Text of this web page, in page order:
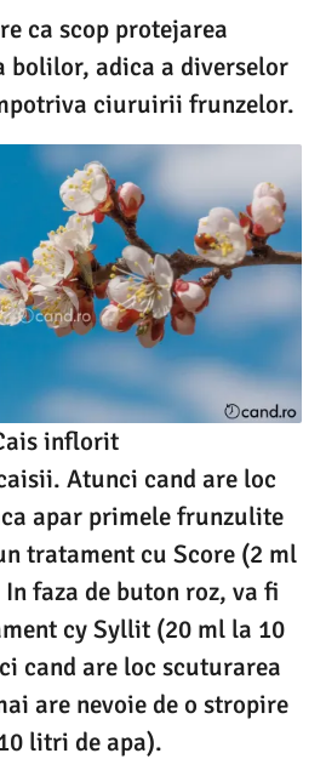
ca scop protejarea
adica a diverselor
ciuruirii frunzelor.
inflorit
Atunci cand are loc
apar primele frunzulite
tratament cu Score (2 ml
faza de buton roz, va fi
cy Syllit (20 ml la 10
cand are loc scuturarea
are nevoie de o stropire
litri de apa).